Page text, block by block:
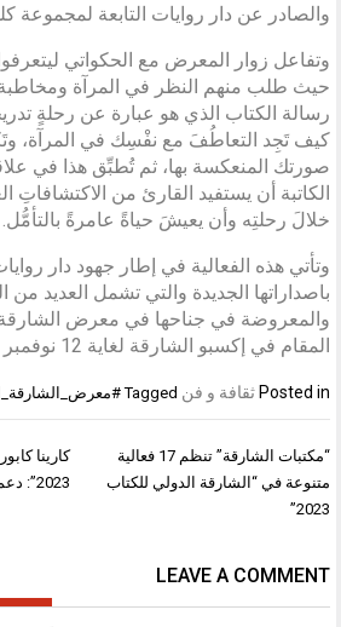
والصادر عن دار روايات التابعة لمجموعة
وتفاعل زوار المعرض مع الحكواتي
حيث طلب منهم النظر في المرآة
رسالة الكتاب الذي هو عبارة عن رحلةٍ
كيف تَجِد التعاطُفَ مع نفْسِك في المرآة،
صورتك المنعكسة بها، ثم تُطبِّق هذا في
الكاتبة أن يستفيد القارئ من الاكتشافاتِ
خلالَ رحلتِه وأن يعيشَ حياةً عامرةً بالتأمُّل.
وتأتي هذه الفعالية في إطار جهود دار
باصداراتها الجديدة والتي تشمل العديد من
المقام في إكسبو الشارقة لغاية 12 نوفمبر الجاري.
Posted in ثقافة و فن Tagged
تصفّح
المقالات
كارينا
2023”: دعم المعجبين يمنحني الثقة
“مكتبات الشارقة” تنظم 17 فعالية
متنوعة في “الشارقة الدولي للكتاب
2023”
LEAVE A COMMENT